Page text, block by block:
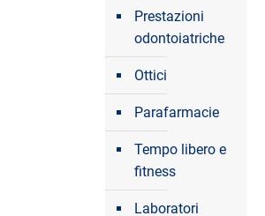
Prestazioni
odontoiatriche
Ottici
Parafarmacie
Tempo libero e
fitness
Laboratori